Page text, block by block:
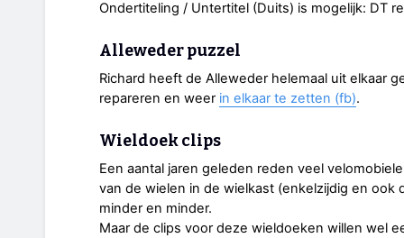
Ondertiteling / Untertitel (Duits) is mogelijk: DT
Alleweder puzzel
Richard heeft de Alleweder helemaal uit elkaar
repareren en weer in elkaar te zetten (fb).
Wieldoek clips
Een aantal jaren geleden reden veel
van de wielen in de wielkast (enkelzijdig en ook
minder en minder.
Maar de clips voor deze wieldoeken willen wel